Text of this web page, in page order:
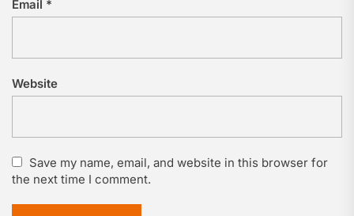
Email *
Website
Save my name, email, and website in this browser for
the next time I comment.